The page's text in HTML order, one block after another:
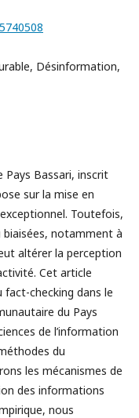
Désinformation,
Pays Bassari, inscrit
sur la mise en
Toutefois,
biaisées, notamment à
altérer la perception
Cet article
fact-checking dans le
du Pays
de l’information
du
les mécanismes de
des informations
nous